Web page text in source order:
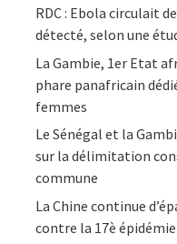
RDC : Ebola circulait
détecté, selon une
La Gambie, 1er Etat
phare panafricain
femmes
Le Sénégal et la
sur la délimitation
commune
La Chine continue
contre la 17è épidémie